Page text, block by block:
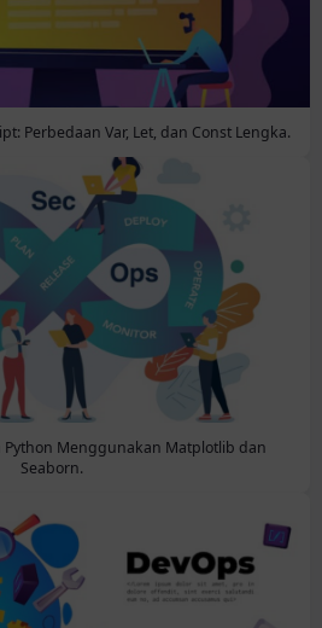
Perbedaan Var, Let, dan Const Lengka.
Python Menggunakan Matplotlib dan
Seaborn.